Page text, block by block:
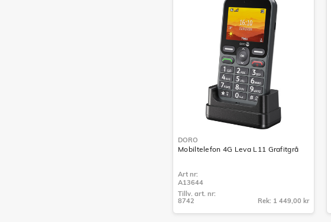
DORO
Mobiltelefon 4G Leva L11 Grafitgrå
Art nr:
A13644
8742
Tillv. art. nr:
8742
Rek: 1 449,00 kr